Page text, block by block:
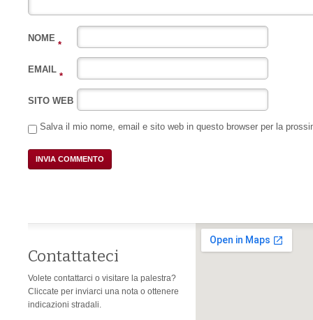
NOME
*
EMAIL
*
SITO WEB
Salva il mio nome, email e sito web in questo browser per la
Contattateci
Volete contattarci o visitare la palestra?
Cliccate per inviarci una nota o ottenere
indicazioni stradali.